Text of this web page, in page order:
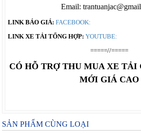
Email:
LINK BÁO GIÁ: FACEBOOK:
LINK XE TẢI TỔNG HỢP: YOUTUBE:
=====//=====
CÓ HỖ TRỢ THU MUA XE
MỚI GIÁ CAO
SẢN PHẨM CÙNG LOẠI